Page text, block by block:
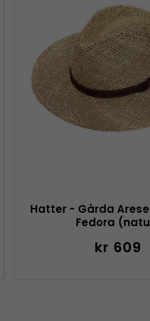
Hatter - Gårda
Fedora
kr 609